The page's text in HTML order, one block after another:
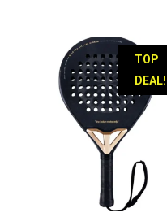
was:
€ 239,95.
€ 164,95.
TOP
DEAL!